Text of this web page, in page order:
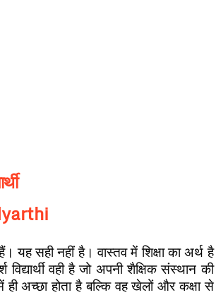
यह सही नहीं है। वास्तव में शिक्षा का अर्थ है
वही है जो अपनी शैक्षिक संस्थान की
अच्छा होता है बल्कि वह खेलों और कक्षा से